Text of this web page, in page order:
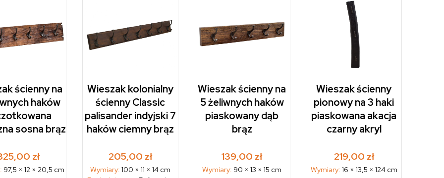
ścienny na
haków
sosna brąz
zł
97,5 × 12 × 20,5 cm
Wieszak kolonialny
ścienny Classic
palisander indyjski 7
haków ciemny brąz
205,00 zł
Wymiary: 100 × 11 × 14 cm
Wieszak ścienny na
5 żeliwnych haków
piaskowany dąb
brąz
139,00 zł
Wymiary: 90 × 13 × 15 cm
Wieszak ścienny
pionowy na 3 haki
piaskowana akacja
czarny akryl
219,00 zł
Wymiary: 16 × 13,5 × 124 cm